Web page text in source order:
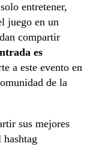
entretener,
juego en un
compartir
es
a este evento en
de la
sus mejores